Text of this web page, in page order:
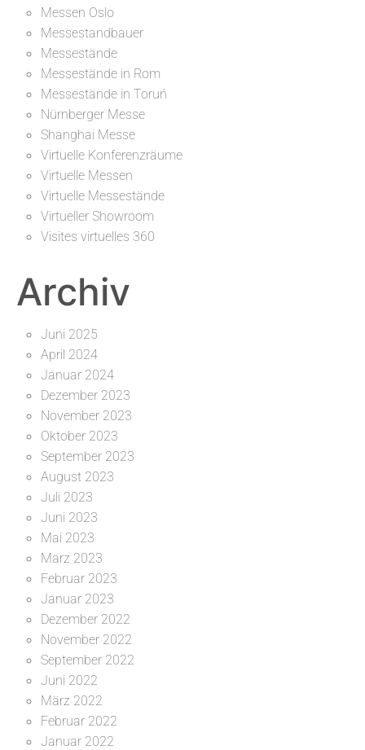
Messen Oslo
Messestandbauer
Messestände
Messestände in Rom
Messestände in Toruń
Nürnberger Messe
Shanghai Messe
Virtuelle Konferenzräume
Virtuelle Messen
Virtuelle Messestände
Virtueller Showroom
Visites virtuelles 360
Archiv
Juni 2025
April 2024
Januar 2024
Dezember 2023
November 2023
Oktober 2023
September 2023
August 2023
Juli 2023
Juni 2023
Mai 2023
März 2023
Februar 2023
Januar 2023
Dezember 2022
November 2022
September 2022
Juni 2022
März 2022
Februar 2022
Januar 2022